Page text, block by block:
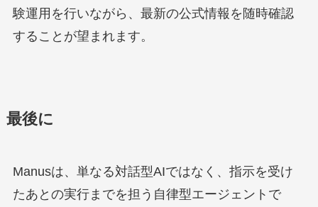
験運用を行いながら、最新の公式情報を随時確認
することが望まれます。
最後に
Manusは、単なる対話型AIではなく、指示を受け
たあとの実行までを担う自律型エージェントで